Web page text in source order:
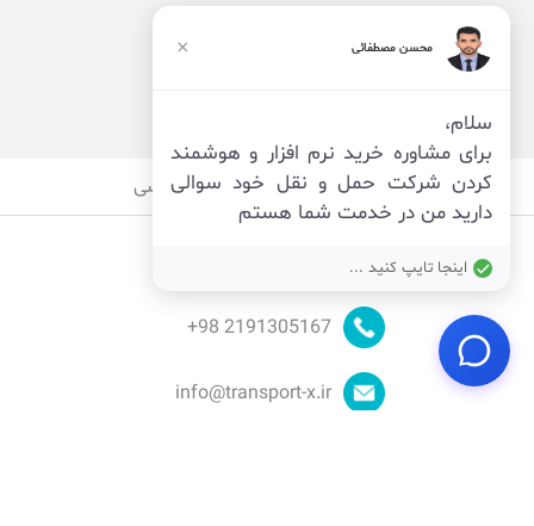
نرم افزار راننده
پنل مدیریت
قوانین امنیت حریم خصوصی
2191305167
98+
info@transport-x.ir
محسن مصطفائی ×
سلام،
برای مشاوره خرید نرم افزار و هوشمند
کردن شرکت حمل و نقل خود سوالی
دارید من در خدمت شما هستم
اینجا تایپ کنید ...